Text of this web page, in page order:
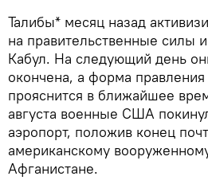
Талибы* месяц назад
на правительственные силы
Кабул. На следующий день
окончена, а форма правления
прояснится в ближайшее
августа военные США
аэропорт, положив конец
американскому
Афганистане.